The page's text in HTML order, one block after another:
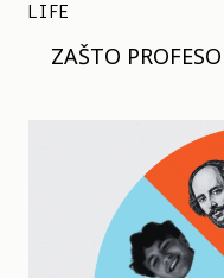
LIFE
ZAŠTO